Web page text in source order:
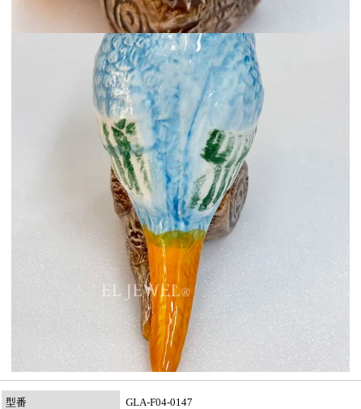
型番 GLA-F04-0147